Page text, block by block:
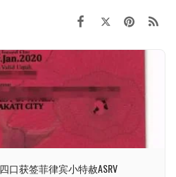
口获签菲律宾小特赦ASRV